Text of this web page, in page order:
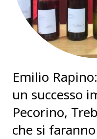
Emilio
un successo
Pecorino,
che si